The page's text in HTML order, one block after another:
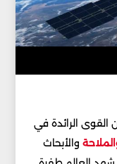
القوى الرائدة في
والأبحاث